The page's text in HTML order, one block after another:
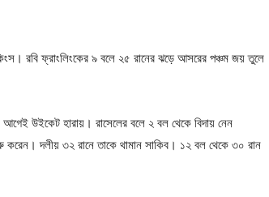
রবি ফ্রাংলিংকের ৯ বলে ২৫ রানের ঝড়ে আসরের পঞ্চম জয় তুলে
আগেই উইকেট হারায়। রাসেলের বলে ২ বল থেকে বিদায় নেন
দলীয় ৩২ রানে তাকে থামান সাকিব। ১২ বল থেকে ৩০ রান